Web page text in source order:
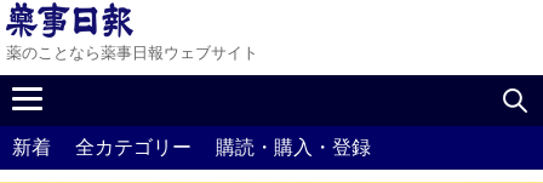
薬のことなら薬事日報ウェブサイト
新着 全カテゴリー 購読・購入・登録